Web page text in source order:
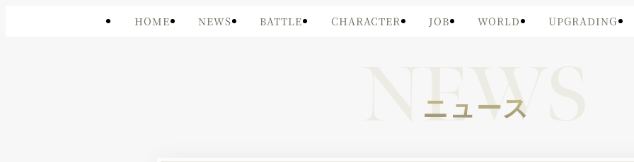
HOME NEWS BATTLE CHARACTER JOB WORLD UPGRADING
NEWS
ニュース